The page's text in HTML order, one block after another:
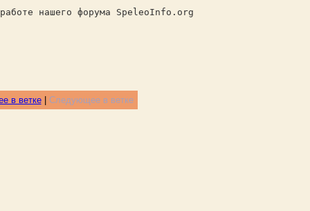
нашего форума SpeleoInfo.org
в ветке| Следующее в ветке